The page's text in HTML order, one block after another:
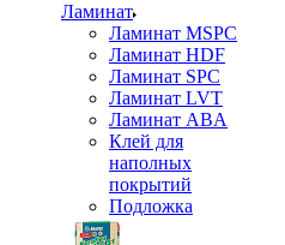
Ламинат
Ламинат MSPC
Ламинат HDF
Ламинат SPC
Ламинат LVT
Ламинат ABA
Клей для
наполных
покрытий
Подложка